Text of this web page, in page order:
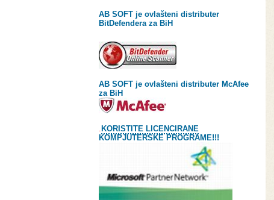
AB SOFT je ovlašteni distributer
BitDefendera za BiH
AB SOFT je ovlašteni distributer McAfee
za BiH
. KORISTITE LICENCIRANE
KOMPJUTERSKE PROGRAME!!!